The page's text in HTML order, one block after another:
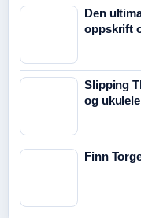
Den
oppskrift
Slipping
og ukulele
Finn